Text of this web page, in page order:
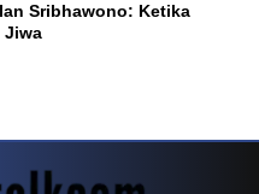
Sribhawono: Ketika
Jiwa
Entertainment Terus Mendorong